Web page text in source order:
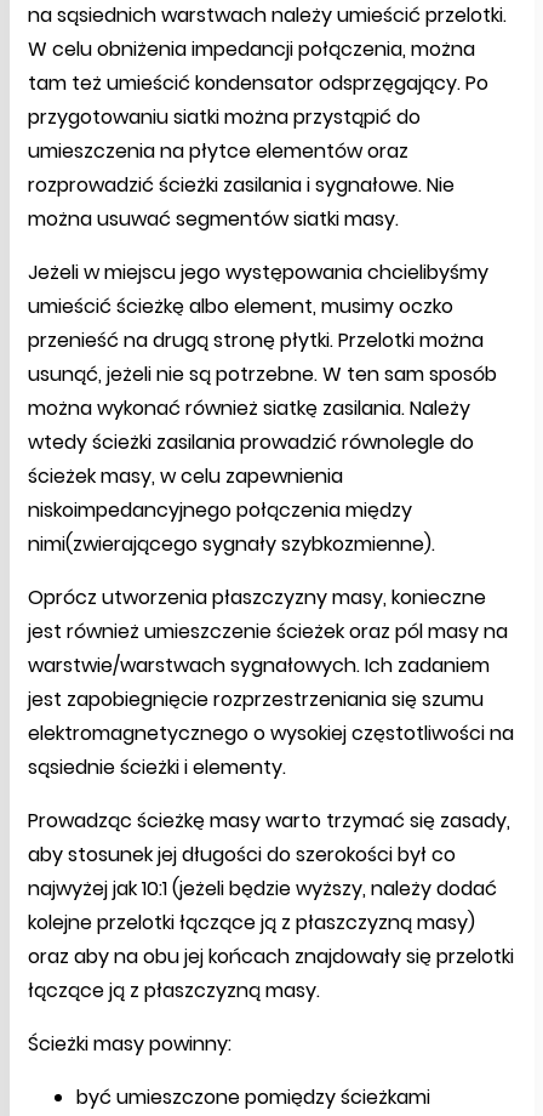
na sąsiednich warstwach należy umieścić przelotki.
W celu obniżenia impedancji połączenia, można
tam też umieścić kondensator odsprzęgający. Po
przygotowaniu siatki można przystąpić do
umieszczenia na płytce elementów oraz
rozprowadzić ścieżki zasilania i sygnałowe. Nie
można usuwać segmentów siatki masy.
Jeżeli w miejscu jego występowania chcielibyśmy
umieścić ścieżkę albo element, musimy oczko
przenieść na drugą stronę płytki. Przelotki można
usunąć, jeżeli nie są potrzebne. W ten sam sposób
można wykonać również siatkę zasilania. Należy
wtedy ścieżki zasilania prowadzić równolegle do
ścieżek masy, w celu zapewnienia
niskoimpedancyjnego połączenia między
nimi(zwierającego sygnały szybkozmienne).
Oprócz utworzenia płaszczyzny masy, konieczne
jest również umieszczenie ścieżek oraz pól masy na
warstwie/warstwach sygnałowych. Ich zadaniem
jest zapobiegnięcie rozprzestrzeniania się szumu
elektromagnetycznego o wysokiej częstotliwości na
sąsiednie ścieżki i elementy.
Prowadząc ścieżkę masy warto trzymać się zasady,
aby stosunek jej długości do szerokości był co
najwyżej jak 10:1 (jeżeli będzie wyższy, należy dodać
kolejne przelotki łączące ją z płaszczyzną masy)
oraz aby na obu jej końcach znajdowały się przelotki
łączące ją z płaszczyzną masy.
Ścieżki masy powinny:
być umieszczone pomiędzy ścieżkami